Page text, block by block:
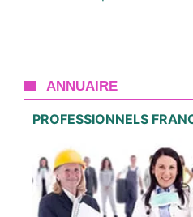
ANNUAIRE
PROFESSIONNELS